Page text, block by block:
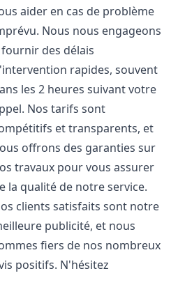
aider en cas de problème
Nous nous engageons
des délais
rapides, souvent
les 2 heures suivant votre
Nos tarifs sont
et transparents, et
offrons des garanties sur
travaux pour vous assurer
la qualité de notre service.
clients satisfaits sont notre
publicité, et nous
fiers de nos nombreux
positifs. N'hésitez